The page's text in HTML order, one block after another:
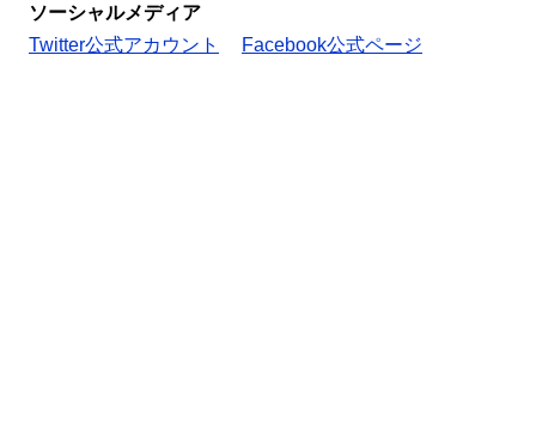
ソーシャルメディア
Twitter公式アカウント
Facebook公式ページ